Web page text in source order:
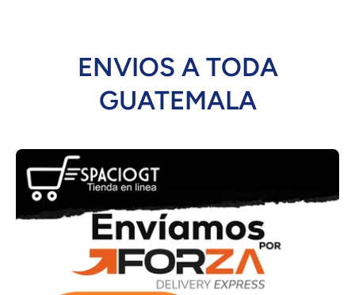
ENVIOS A TODA
GUATEMALA